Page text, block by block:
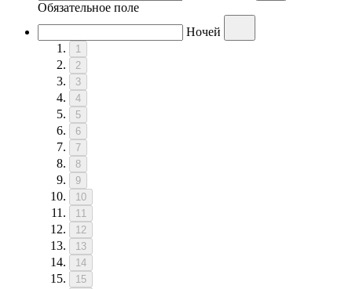
Обязательное поле
Ночей
1
2
3
4
5
6
7
8
9
10
11
12
13
14
15